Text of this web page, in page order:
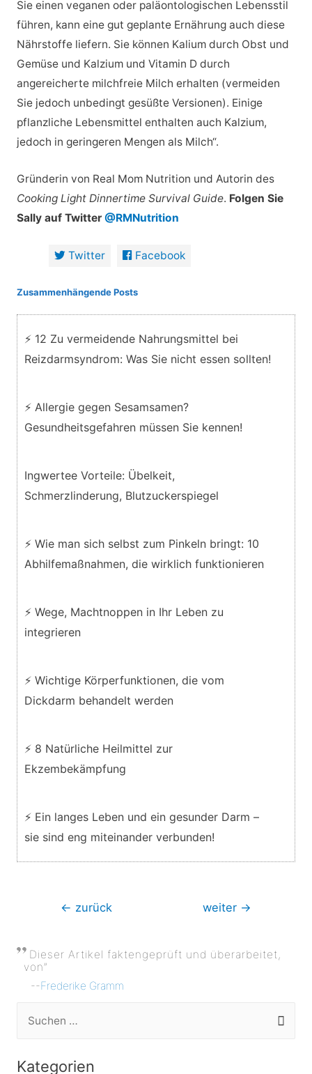
Sie einen veganen oder paläontologischen Lebensstil
führen, kann eine gut geplante Ernährung auch diese
Nährstoffe liefern. Sie können Kalium durch Obst und
Gemüse und Kalzium und Vitamin D durch
angereicherte milchfreie Milch erhalten (vermeiden
Sie jedoch unbedingt gesüßte Versionen). Einige
pflanzliche Lebensmittel enthalten auch Kalzium,
jedoch in geringeren Mengen als Milch“.
Gründerin von Real Mom Nutrition und Autorin des
Cooking Light Dinnertime Survival Guide. Folgen Sie
Sally auf Twitter @RMNutrition
Twitter Facebook
Zusammenhängende Posts
⚡ 12 Zu vermeidende Nahrungsmittel bei
Reizdarmsyndrom: Was Sie nicht essen sollten!
⚡ Allergie gegen Sesamsamen?
Gesundheitsgefahren müssen Sie kennen!
Ingwertee Vorteile: Übelkeit,
Schmerzlinderung, Blutzuckerspiegel
⚡ Wie man sich selbst zum Pinkeln bringt: 10
Abhilfemaßnahmen, die wirklich funktionieren
⚡ Wege, Machtnoppen in Ihr Leben zu
integrieren
⚡ Wichtige Körperfunktionen, die vom
Dickdarm behandelt werden
⚡ 8 Natürliche Heilmittel zur
Ekzembekämpfung
⚡ Ein langes Leben und ein gesunder Darm –
sie sind eng miteinander verbunden!
Beitragsnavigation
← zurück weiter →
Dieser Artikel faktengeprüft und überarbeitet,
von”
--Frederike Gramm
Kategorien